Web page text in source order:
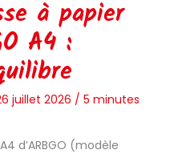
à papier
A4 :
juillet 2026 / 5 minutes
d’ARBGO (modèle